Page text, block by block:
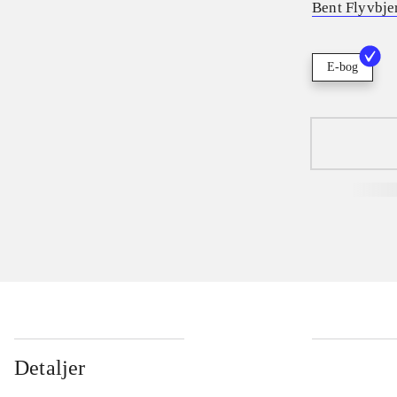
Bent
E-bog
Detaljer